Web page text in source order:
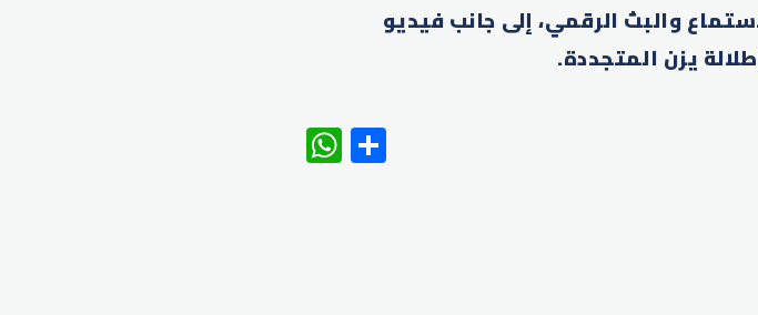
والبث الرقمي، إلى جانب فيديو
يزن المتجددة.
WhatsApp